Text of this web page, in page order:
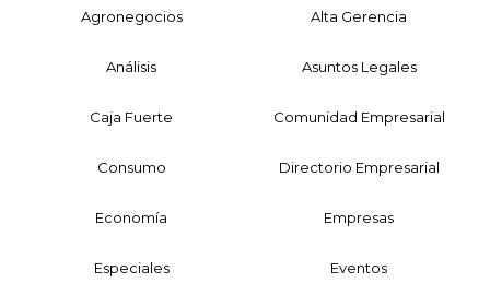
Agronegocios Alta Gerencia
Análisis Asuntos Legales
Caja Fuerte Comunidad Empresarial
Consumo Directorio Empresarial
Economía Empresas
Especiales Eventos